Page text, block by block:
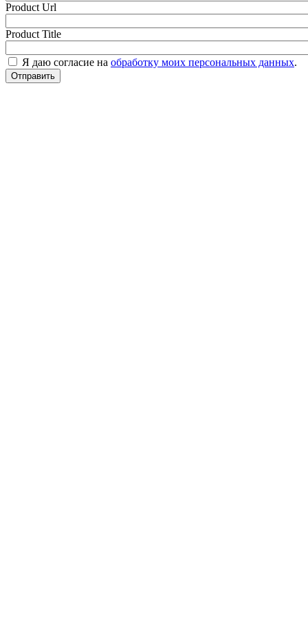
Product Url
Product Title
Я даю согласие на обработку моих персональных данных.
Отправить